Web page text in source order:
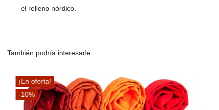
el relleno nórdico.
También podría interesarle
¡En oferta!
-10%